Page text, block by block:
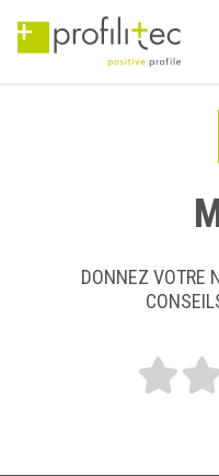
DONNEZ VOTRE